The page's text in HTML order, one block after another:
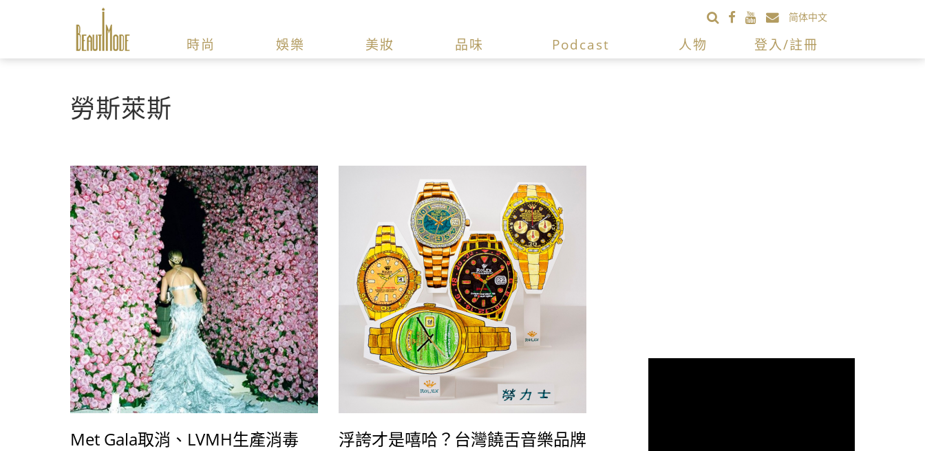
简体中文
時尚 娛樂 美妝 品味 Podcast 人物 登入/註冊
勞斯萊斯
Met Gala取消、LVMH生產消毒
浮誇才是嘻哈？台灣饒舌音樂品牌